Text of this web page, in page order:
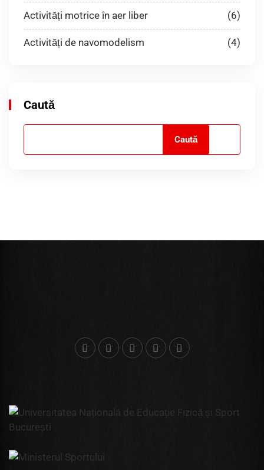
Activități motrice în aer liber (6)
Activități de navomodelism (4)
Caută
Caută